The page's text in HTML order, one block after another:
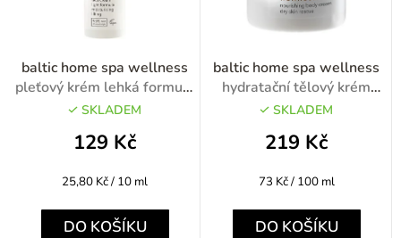
baltic home spa wellness
pleťový krém lehká formule
50ml
SKLADEM
129 Kč
Měrná
25,80 Kč / 10 ml
DO KOŠÍKU
baltic home spa wellness
hydratační tělový krém
300ml
SKLADEM
219 Kč
Měrná
73 Kč / 100 ml
DO KOŠÍKU